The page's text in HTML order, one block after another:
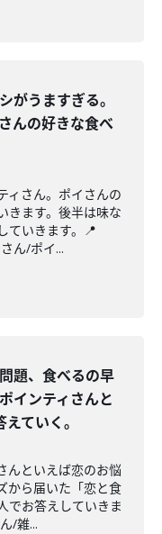
がうますぎる。
んの好きな食べ
ィさん。ポイさんの
きます。後半は味な
ていきます。📍
ん/ポイ...
題、食べるの早
インティさんと
ていく。
んといえば恋のお悩
から届いた「恋と食
でお答えしていきま
/雑...